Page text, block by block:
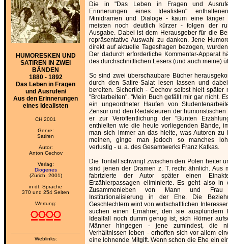
HUMORESKEN UND
SATIREN IN ZWEI
BÄNDEN
1880 - 1892
Das Leben in Fragen
und Ausrufen/
Aus den Erinnerungen
eines Idealisten
CH 2001
Genre:
Satiren
Autor:
Anton Cechov
Verlag:
Diogenes
(Zürich, 2001)
in dt. Sprache
370 und 254 Seiten
Wertung:
Weblinks:
Die in "Das Leben in Fragen und
Erinnerungen eines Idealisten"
Minidramen und Dialoge - kaum eine
meisten noch deutlich kürzer - folgen der
Ausgabe. Dabei ist dem Herausgeber für die
repräsentative Auswahl zu danken. Jene
direkt auf aktuelle Tagesfragen bezogen,
Der dadurch erforderliche Kommentar-Apparat
des durchschnittlichen Lesers (und auch meine)
So sind zwei überschaubare Bücher
durch den Satire-Salat lesen lassen und
bereiten. Sicherlich - Cechov selbst hielt später
"Brotarbeiten". "Mein Buch gefällt mir gar nicht.
ein ungeordneter Haufen von
Zensur und den Redakteuren der humoristischen
er zur Veröffentlichung der "Bunten
enthielten wie die heute vorliegenden Bände,
man sich immer an das hielte, was Autoren zu
meinen, ginge man jedoch so manches
verlustig - u. a. des Gesamtwerks Franz Kafkas.
Die Tonfall schwingt zwischen den Polen heiter
sind jenen der Dramen z. T. recht ähnlich. Aus
fabrizierte der Autor später einen
Erzählerpassagen eliminierte. Es geht also
Zusammenleben von Mann und
Institutionalisierung in der Ehe. Die
Geschlechtern wird von wirtschaftlichen
suchen einen Ernährer, den sie
Idealfall noch dumm genug ist, sich Hörner
Männer hingegen - jene zumindest, die
Verhältnissen leben - erhoffen sich vor allem
eine lohnende Mitgift. Wenn schon die Ehe ein